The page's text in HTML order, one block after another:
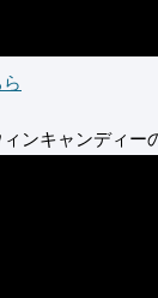
ンキャンディー